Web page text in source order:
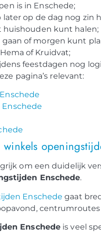
is in Enschede;
op de dag nog zin
huishouden kunt halen;
of morgen kunt
of Kruidvat;
feestdagen nog
pagina’s relevant:
om een duidelijk
Enschede.
Enschede gaat
Enschede is veel